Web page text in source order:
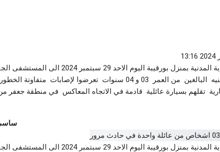
نقل أعوان الحماية المدنية بمنزل بورقيبة اليوم الاحد 29
شاب ثلاثيني وابنيه البالغين من العمر 03 و 04 سنوات تعرضوا لإصابات متفاوتة
تقلهم بسيارة عائلية قادمة في الاتجاه المعاكس في منطقة جعفر
نقل أعوان الحماية المدنية بمنزل بورقيبة اليوم الاحد 29
من تفاقم
الدوري
الثانية للمهرجان
نبيل الكوكي: هذه أهدافنا مع السي آس آس..
والفريق في حاجة إلى انتدابات
أغسطس 5, 2026 أغسطس 6,